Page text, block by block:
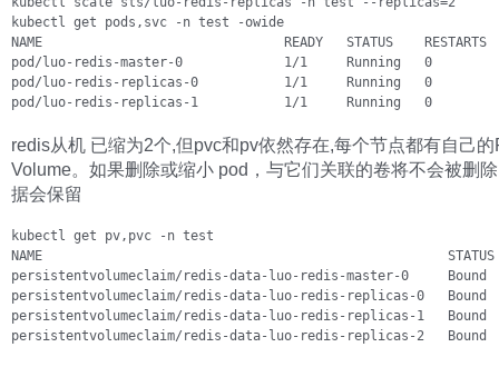
kubectl get pods,svc -n test -owide
NAME                               READY   STATUS    RESTARTS
pod/luo-redis-master-0             1/1     Running   0
pod/luo-redis-replicas-0           1/1     Running   0
pod/luo-redis-replicas-1           1/1     Running   0
redis从机 已缩为2个,但pvc和pv依然存在,每个节点都有自己
Volume。如果删除或缩小 pod，与它们关联的卷将不会被删
据会保留
kubectl get pv,pvc -n test
NAME                                                    STATUS
persistentvolumeclaim/redis-data-luo-redis-master-0     Bound
persistentvolumeclaim/redis-data-luo-redis-replicas-0   Bound
persistentvolumeclaim/redis-data-luo-redis-replicas-1
persistentvolumeclaim/redis-data-luo-redis-replicas-2   Bound